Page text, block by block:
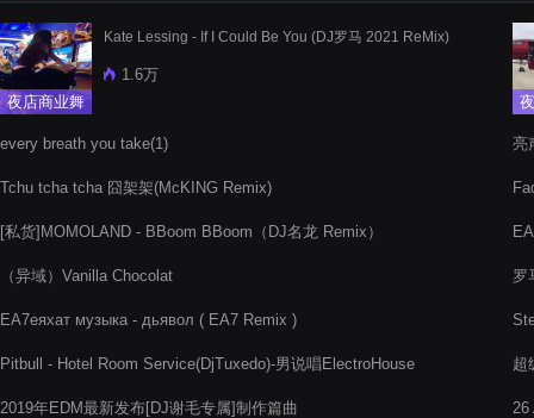
夜店商业舞
Kate Lessing - If I Could Be You (DJ罗马 2021 ReMix)
1.6万
every breath you take(1)
Tchu tcha tcha 囧架架(McKING Remix)
[私货]MOMOLAND - BBoom BBoom（DJ名龙 Remix）
（异域）Vanilla Chocolat
EA7еяхат музыка - дьявол ( EA7 Remix )
Pitbull - Hotel Room Service(DjTuxedo)-男说唱ElectroHouse
2019年EDM最新发布[DJ谢毛专属]制作篇曲
亮
罗
超
26